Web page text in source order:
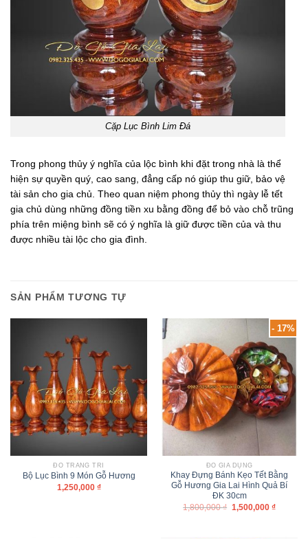
Cặp Lục Bình Lim Đá
Trong phong thủy ý nghĩa của lộc bình khi đặt trong nhà là thể
hiện sự quyền quý, cao sang, đẳng cấp nó giúp thu giữ, bảo vệ
tài sản cho gia chủ. Theo quan niệm phong thủy thì ngày lễ tết
gia chủ dùng những đồng tiền xu bằng đồng để bỏ vào chỗ trũng
phía trên miệng bình sẽ có ý nghĩa là giữ được tiền của và thu
được nhiều tài lộc cho gia đình.
SẢN PHẨM TƯƠNG TỰ
ĐỒ TRANG TRÍ
Bộ Lục Bình 9 Món Gỗ Hương
1,250,000 ₫
- 17%
ĐỒ GIA DỤNG
Khay Đựng Bánh Kẹo Tết Bằng
Gỗ Hương Gia Lai Hình Quả Bí
ĐK 30cm
1,800,000₫ 1,500,000 ₫